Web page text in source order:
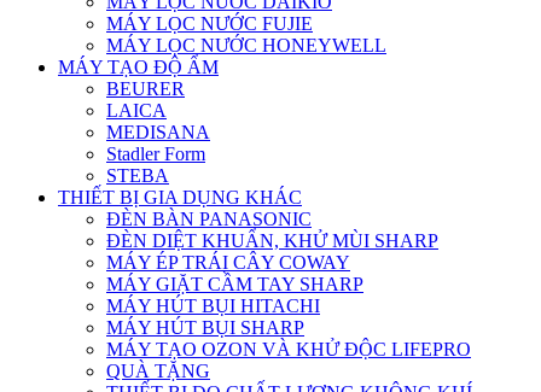
MÁY LỌC NƯỚC FUJIE
MÁY LỌC NƯỚC HONEYWELL
MÁY TẠO ĐỘ ẨM
BEURER
LAICA
MEDISANA
Stadler Form
STEBA
THIẾT BỊ GIA DỤNG KHÁC
ĐÈN BÀN PANASONIC
ĐÈN DIỆT KHUẨN, KHỬ MÙI SHARP
MÁY ÉP TRÁI CÂY COWAY
MÁY GIẶT CẦM TAY SHARP
MÁY HÚT BỤI HITACHI
MÁY HÚT BỤI SHARP
MÁY TẠO OZON VÀ KHỬ ĐỘC LIFEPRO
QUÀ TẶNG